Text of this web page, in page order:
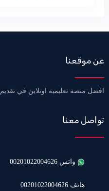
عن موقعنا
افضل منصة تعليمية اونلاين في
تواصل معنا
واتس 00201022004626
هاتف 00201022004626